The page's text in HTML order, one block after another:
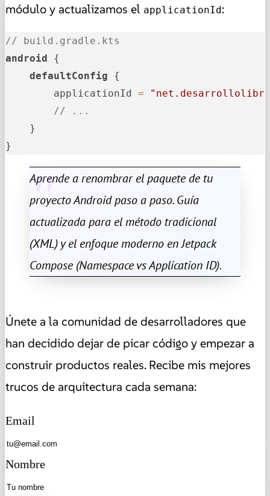
módulo y actualizamos el applicationId:
// build.gradle.kts
android {
defaultConfig {
        applicationId
=
// ...
    }
}
Aprende a renombrar el paquete de tu
proyecto Android paso a paso. Guía
actualizada para el método tradicional
(XML) y el enfoque moderno en Jetpack
Compose (Namespace vs Application ID).
Únete a la comunidad de desarrolladores que
han decidido dejar de picar código y empezar a
construir productos reales. Recibe mis mejores
trucos de arquitectura cada semana:
Email
Nombre